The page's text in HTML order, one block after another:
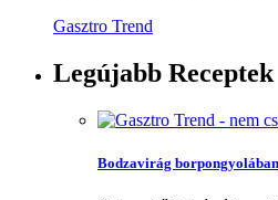
Gasztro Trend
Legújabb Receptek
Bodzavirág borpongyolában